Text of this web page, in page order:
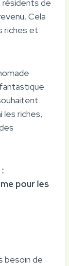
de
Cela
riches et
les riches,
pour les
besoin de